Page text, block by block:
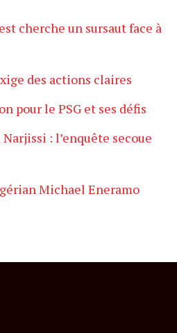
cherche un sursaut face à
des actions claires
pour le PSG et ses défis
: l’enquête secoue
Michael Eneramo